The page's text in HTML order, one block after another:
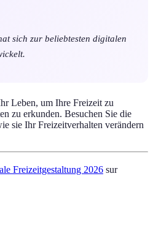
sich zur beliebtesten digitalen
Leben, um Ihre Freizeit zu
zu erkunden. Besuchen Sie die
sie Ihr Freizeitverhalten verändern
Freizeitgestaltung 2026 sur